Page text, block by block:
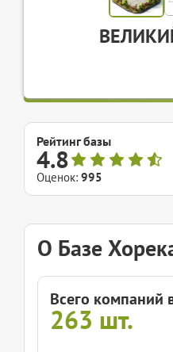
Рейтинг базы
4.8
Оценок: 995
О Базе
Всего компаний
263 шт.